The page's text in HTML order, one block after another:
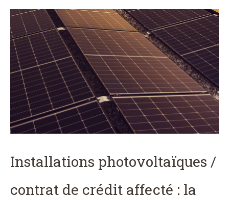
Installations photovoltaïques /
contrat de crédit affecté : la